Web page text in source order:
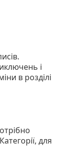
і
в розділі
для